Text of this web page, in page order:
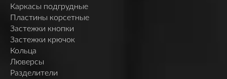
Каркасы подгрудные
Пластины корсетные
Застежки кнопки
Застежки крючок
Кольца
Люверсы
Разделители